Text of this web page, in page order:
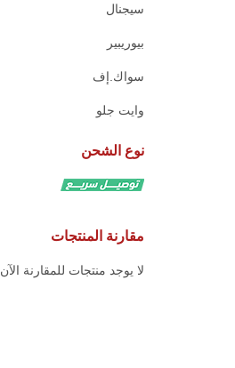
سيجنال
بيوريبير
سواك.إف
وايت جلو
نوع الشحن
مقارنة المنتجات
لا يوجد منتجات للمقارنة الآن.